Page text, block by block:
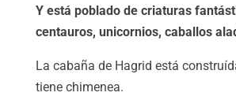
Y está poblado de criaturas
centauros, unicornios, caballos
La cabaña de Hagrid está
tiene chimenea.